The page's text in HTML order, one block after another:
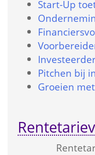
Start-Up
Pitchen bij
Groeien